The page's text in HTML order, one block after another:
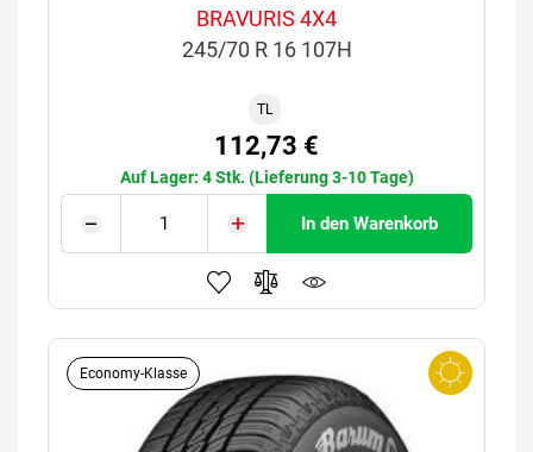
BRAVURIS 4X4
245/70 R 16 107H
TL
112,73 €
Auf Lager: 4 Stk. (Lieferung 3-10 Tage)
In den Warenkorb
Economy-Klasse